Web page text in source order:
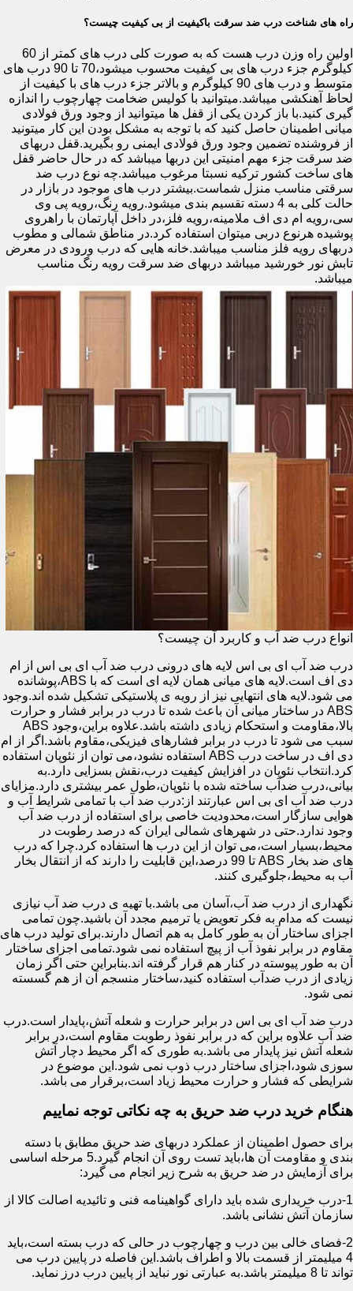
راه های شناخت درب ضد سرقت باکیفیت از بی کیفیت چیست؟
اولین راه وزن درب هست که به صورت کلی درب های کمتر از 60
کیلوگرم جزء درب های بی کیفیت محسوب میشود،70 تا 90 درب های
متوسط و درب های 90 کیلوگرم و بالاتر جزء درب های با کیفیت از
لحاظ آهنکشی میباشد.میتوانید با کولیس ضخامت چهارچوب را اندازه
گیری کنید.با باز کردن یکی از قفل ها میتوانید از وجود ورق فولادی
میانی اطمینان حاصل کنید که با توجه به مشکل بودن این کار میتونید
از فروشنده تضمین وجود ورق فولادی ایمنی رو بگیرید.قفل دربهای
ضد سرقت جزء مهم امنیتی این دربها میباشد که در حال حاضر قفل
های ساخت کشور ترکیه نسبتا مرغوب میباشد.چه نوع درب ضد
سرقتی مناسب منزل شماست.بیشتر درب های موجود در بازار در
حالت کلی به 4 دسته تقسیم بندی میشود.رویه رنگ،رویه پی وی
سی،رویه ام دی اف ملامینه،رویه فلز،در داخل آپارتمان با راهروی
پوشیده هرنوع دربی میتوان استفاده کرد.در مناطق شمالی و مطوب
دربهای رویه فلز مناسب میباشد.خانه هایی که درب ورودی در معرض
تابش نور خورشید میباشد دربهای ضد سرقت رویه رنگ مناسب
میباشد.
انواع درب ضد آب و کاربرد آن چیست؟
درب ضد آب ای بی اس لایه های درونی درب ضد آب ای بی اس از ام
دی اف است.لایه های میانی همان لایه ای است که با ABS،پوشانده
می شود.لایه های انتهایی نیز از رویه ی پلاستیکی تشکیل شده اند.وجود
ABS در ساختار میانی آن باعث شده تا درب در برابر فشار و حرارت
بالا،مقاومت و استحکام زیادی داشته باشد.علاوه براین،وجود ABS
سبب می شود تا درب در برابر فشارهای فیزیکی،مقاوم باشد.اگر از ام
دی اف در ساخت درب ABS استفاده نشود،می توان از نئوپان استفاده
کرد.انتخاب نئوپان در افزایش کیفیت درب،نقش بسزایی دارد.به
بیانی،درب ضدآب ساخته شده با نئوپان،طول عمر بیشتری دارد.مزایای
درب ضد آب ای بی اس عبارتند از:درب ضد آب با تمامی شرایط آب و
هوایی سازگار است،محدودیت خاصی برای استفاده از درب ضد آب
وجود ندارد.حتی در شهرهای شمالی ایران که درصد رطوبت در
محیط،بسیار است،می توان از این درب ها استفاده کرد.چرا که درب
های ضد بخار ABS تا 99 درصد،این قابلیت را دارند که از انتقال بخار
آب به محیط،جلوگیری کنند.
نگهداری از درب ضد آب،آسان می باشد.با تهیه ی درب ضد آب نیازی
نیست که مدام به فکر تعویض یا ترمیم مجدد آن باشید.چون تمامی
اجزای ساختار آن به طور کامل به هم اتصال دارند.برای تولید درب های
مقاوم در برابر نفوذ آب از پیچ استفاده نمی شود.تمامی اجزای ساختار
آن به طور پیوسته در کنار هم قرار گرفته اند.بنابراین حتی اگر زمان
زیادی از درب ضدآب استفاده کنید،ساختار منسجم آن از هم گسسته
نمی شود.
درب ضد آب ای بی اس در برابر حرارت و شعله آتش،پایدار است.درب
ضد آب علاوه براین که در برابر نفوذ رطوبت مقاوم است،در برابر
شعله آتش نیز پایدار می باشد.به طوری که اگر محیط دچار آتش
سوزی شود،اجزای ساختار درب ذوب نمی شود.این موضوع در
شرایطی که فشار و حرارت محیط زیاد است،برقرار می باشد.
هنگام خرید درب ضد حریق به چه نکاتی توجه نماییم
برای حصول اطمینان از عملکرد دربهای ضد حریق مطابق با دسته
بندی و مقاومت آن ها،باید تست روی آن انجام گیرد.5 مرحله اساسی
برای آزمایش در ضد حریق به شرح زیر انجام می گیرد:
1-درب خریداری شده باید دارای گواهینامه فنی و تائیدیه اصالت کالا از
سازمان آتش نشانی باشد.
2-فضای خالی بین درب و چهارچوب در حالی که درب بسته است،باید
4 میلیمتر از قسمت بالا و اطراف باشد.این فاصله در پایین درب می
تواند تا 8 میلیمتر باشد.به عبارتی نور نباید از پایین درب درز نماید.